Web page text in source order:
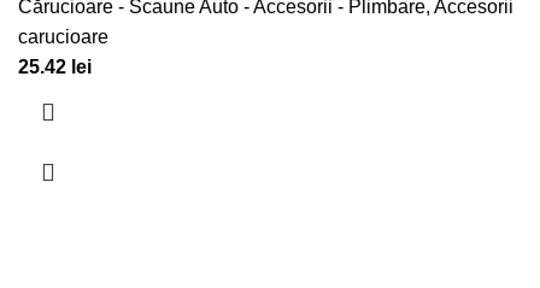
Cărucioare - Scaune Auto - Accesorii - Plimbare, Accesorii
carucioare
25.42 lei